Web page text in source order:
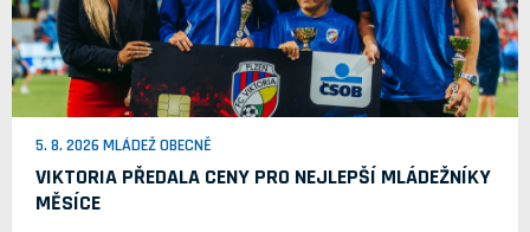
5. 8. 2026 MLÁDEŽ OBECNĚ
VIKTORIA PŘEDALA CENY PRO NEJLEPŠÍ MLÁDEŽNÍKY
MĚSÍCE